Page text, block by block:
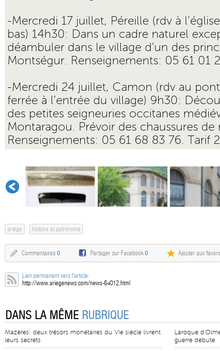
-Mercredi 17 juillet, Péreille (rdv à
bas) 14h30: Dans un cadre naturel
déambuler dans le village d’un des
Montségur. Renseignements: 05 61 01
-Mercredi 24 juillet, Camon (rdv au
ferrée à l’entrée du village) 9h30:
des petites seigneuries occitanes
Montaragou. Prévoir des chaussures de
Renseignements: 05 61 68 83 76. Tarif
ariège histoire et patrimoine
Commentaires 0 Partager sur Facebook 0 Ajouter aux
Lien permanent vers l'article:
http://www.ariegenews.com/news-64012.html
DANS LA MÊME RUBRIQUE
Mazères: deux trésors monétaires du VIe siècle livrent
leurs secrets
Laroque
guerre débute